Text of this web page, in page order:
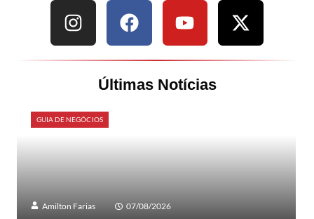
Últimas Notícias
GUIA DE NEGÓCIOS
Amilton Farias 07/08/2026